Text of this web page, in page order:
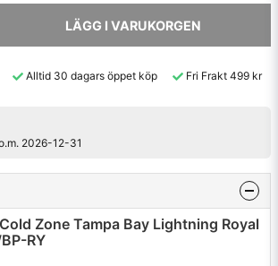
LÄGG I VARUKORGEN
Alltid 30 dagars öppet köp Fri Frakt 499 kr
2026-12-31
Zone Tampa Bay Lightning Royal
RY